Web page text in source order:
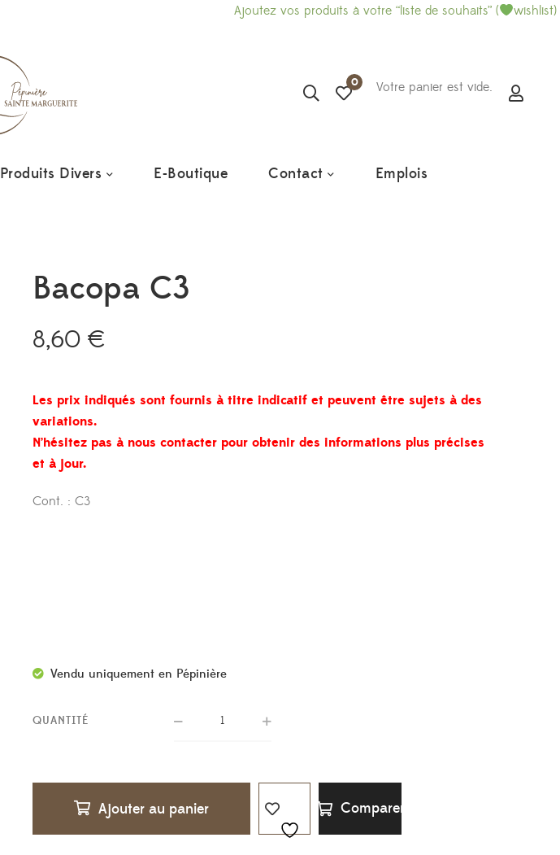
Ajoutez vos produits à votre “liste de souhaits” ( wishlist) et
0 Votre panier est vide.
Produits Divers E-Boutique Contact Emplois
Bacopa C3
8,60€
Les prix indiqués sont fournis à titre indicatif et peuvent être sujets à des
variations.
N’hésitez pas à nous contacter pour obtenir des informations plus précises
et à jour.
Cont. : C3
Vendu uniquement en Pépinière
QUANTITÉ
Ajouter au panier Comparer